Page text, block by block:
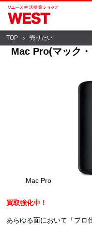
TOP 売りたい
Mac Pro(マック
Mac Pro
買取強化中！
あらゆる面において「プロ